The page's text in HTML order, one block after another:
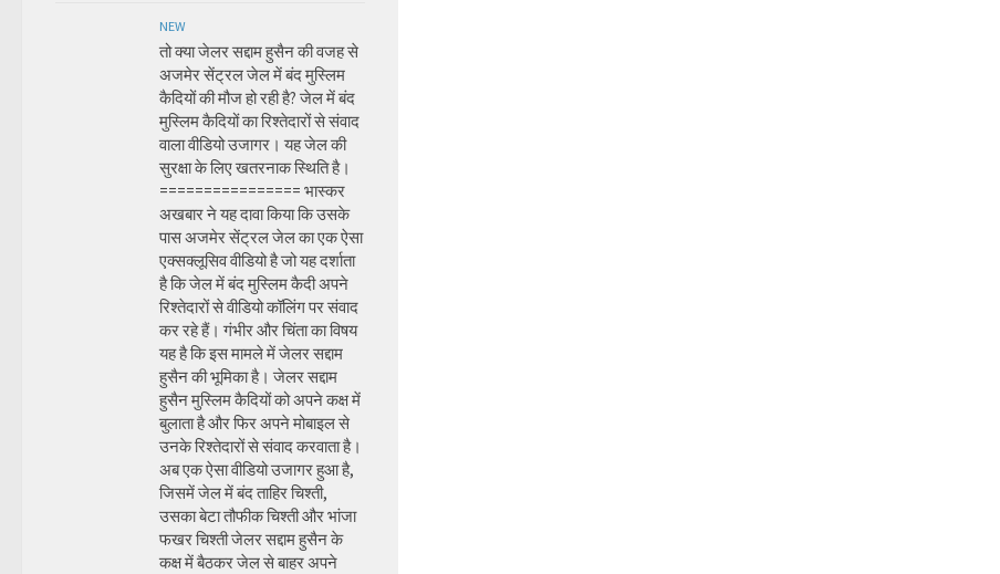
NEW
तो क्या जेलर सद्दाम हुसैन की वजह से
अजमेर सेंट्रल जेल में बंद मुस्लिम
कैदियों की मौज हो रही है? जेल में बंद
मुस्लिम कैदियों का रिश्तेदारों से संवाद
वाला वीडियो उजागर। यह जेल की
सुरक्षा के लिए खतरनाक स्थिति है।
================ भास्कर
अखबार ने यह दावा किया कि उसके
पास अजमेर सेंट्रल जेल का एक ऐसा
एक्सक्लूसिव वीडियो है जो यह दर्शाता
है कि जेल में बंद मुस्लिम कैदी अपने
रिश्तेदारों से वीडियो कॉलिंग पर संवाद
कर रहे हैं। गंभीर और चिंता का विषय
यह है कि इस मामले में जेलर सद्दाम
हुसैन की भूमिका है। जेलर सद्दाम
हुसैन मुस्लिम कैदियों को अपने कक्ष में
बुलाता है और फिर अपने मोबाइल से
उनके रिश्तेदारों से संवाद करवाता है।
अब एक ऐसा वीडियो उजागर हुआ है,
जिसमें जेल में बंद ताहिर चिश्ती,
उसका बेटा तौफीक चिश्ती और भांजा
फखर चिश्ती जेलर सद्दाम हुसैन के
कक्ष में बैठकर जेल से बाहर अपने